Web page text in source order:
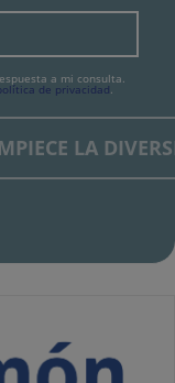
a mi consulta.
de privacidad.